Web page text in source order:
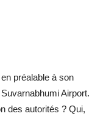
préalable à son
Airport.
des autorités ? Qui,